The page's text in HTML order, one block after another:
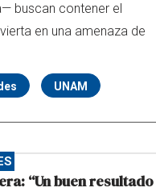
buscan contener el
en una amenaza de
UNAM
“Un buen resultado